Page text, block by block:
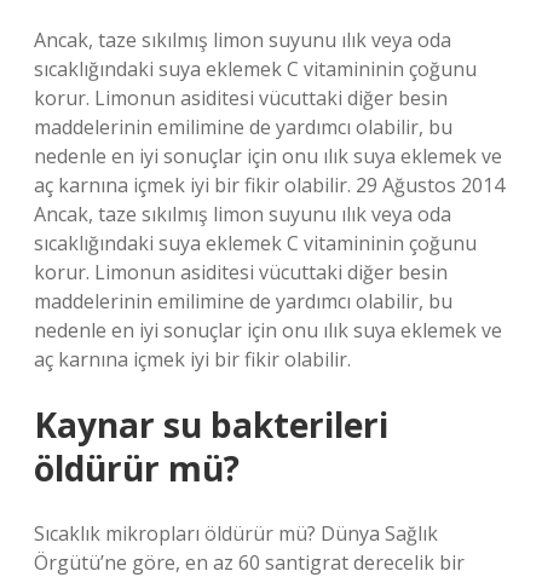
Ancak, taze sıkılmış limon suyunu ılık veya oda
sıcaklığındaki suya eklemek C vitamininin çoğunu
korur. Limonun asiditesi vücuttaki diğer besin
maddelerinin emilimine de yardımcı olabilir, bu
nedenle en iyi sonuçlar için onu ılık suya eklemek ve
aç karnına içmek iyi bir fikir olabilir. 29 Ağustos 2014
Ancak, taze sıkılmış limon suyunu ılık veya oda
sıcaklığındaki suya eklemek C vitamininin çoğunu
korur. Limonun asiditesi vücuttaki diğer besin
maddelerinin emilimine de yardımcı olabilir, bu
nedenle en iyi sonuçlar için onu ılık suya eklemek ve
aç karnına içmek iyi bir fikir olabilir.
Kaynar su bakterileri
öldürür mü?
Sıcaklık mikropları öldürür mü? Dünya Sağlık
Örgütü’ne göre, en az 60 santigrat derecelik bir